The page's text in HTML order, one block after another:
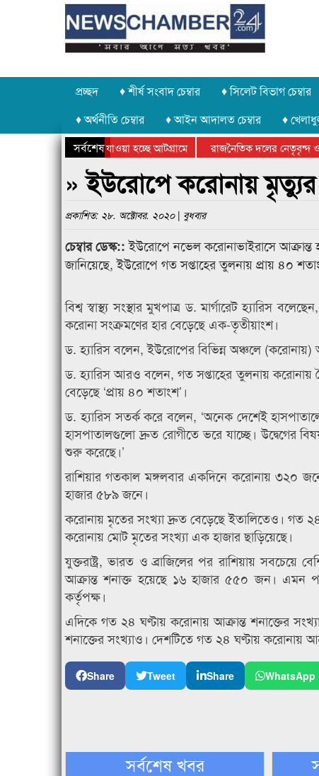
প্রচ্ছদ ♦ শীর্ষ সংবাদ চেম্বার ♦ সিলেট বিভাগ চেম্বার
♦ অর্থনীতি চেম্বার
♦ আইন আদালত চেম্বার ♦
সর্বশেষ
চুরি করে নিয়ে যাওয়া হচ্ছে আটগ্রামে রাজনৈতিক দলের নেতৃবৃন্দ ও
ক্রীড়া প্রতিযোগিতার পুরস্কার বিতরণ সম্পন্ন
সিলেটে বাংলাদেশ গ্রুপ
» ইউরোপে করোনায়
প্রকাশিত: ২৮. অক্টোবর. ২০২০ | বুধবার
চেম্বার ডেস্ক::ইউরোপে নভেল করোনাভাইরাসে আক্রান্ত
জানিয়েছে, ইউরোপে গত সপ্তাহের তুলনায় প্রায় ৪০
বিশ্ব স্বাস্থ্য সংস্থার মুখপাত্র ড. মার্গারেট হ্যারিস
করোনা সংক্রমণের হার বেড়েছে এক-তৃতীয়াংশ।
ড. হ্যারিস বলেন, ইউরোপের বিভিন্ন অঞ্চলে
ড. হ্যারিস আরও বলেন, গত সপ্তাহের তুলনায় করোনায়
বেড়েছে ‘প্রায় ৪০ শতাংশ’।
ড. হ্যারিস সতর্ক করে বলেন, ‘অনেক দেশেই
হাসপাতালগুলো দ্রুত রোগীতে ভরে যাচ্ছে। উদ্বেগের
শুরু করেছে।’
রাশিয়ার গতকাল মঙ্গলবার একদিনে করোনায় ৩২০
হাজার ৫৮৯ জনে।
করোনায় মৃতের সংখ্যা দ্রুত বেড়েছে ইতালিতেও। গত
করোনায় মোট মৃতের সংখ্যা এক হাজার ছাড়িয়েছে।
যুক্তরাষ্ট্র, ভারত ও ব্রাজিলের পর রাশিয়ায় সবচেয়ে
আক্রান্ত শনাক্ত হয়েছে ১৬ হাজার ৫৫০ জন। এমন
কর্তৃপক্ষ।
এদিকে গত ২৪ ঘণ্টায় করোনায় আক্রান্ত শনাক্তের
শনাক্তের সংখ্যাও। দেশটিতে গত ২৪ ঘণ্টায় করোনায়
Share Tweet Share WhatsApp
সর্বশেষ খবর